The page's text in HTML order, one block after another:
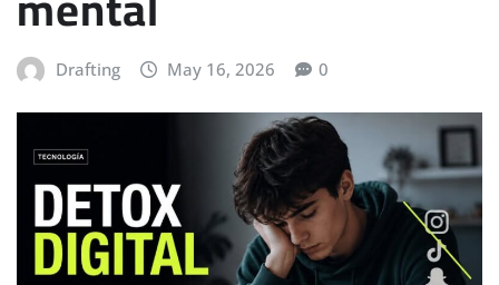
Drafting May 16, 2026 0